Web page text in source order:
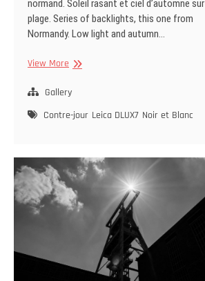
normand. Soleil rasant et ciel d’automne sur
plage. Series of backlights, this one from
Normandy. Low light and autumn…
View More Bénerville
Gallery
Contre-jour Leica DLUX7 Noir et Blanc